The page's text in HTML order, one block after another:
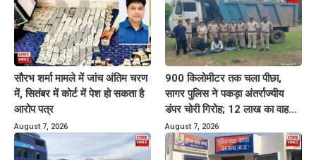
सौरभ शर्मा मामले में जांच अंतिम चरण
में, सितंबर में कोर्ट में पेश हो सकता है
आरोप पत्र
August 7, 2026
900 किलोमीटर तक चला पीछा,
सागर पुलिस ने पकड़ा अंतर्राज्यीय
डंपर चोरी गिरोह; 12 लाख का वाहन
बरामद
August 7, 2026